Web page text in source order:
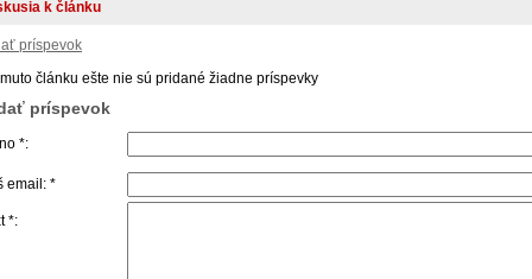
k článku
príspevok
článku ešte nie sú pridané žiadne príspevky
príspevok
*:
email: *
*: